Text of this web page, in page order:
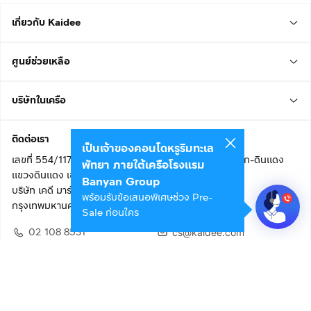
เกี่ยวกับ Kaidee
ศูนย์ช่วยเหลือ
บริษัทในเครือ
ติดต่อเรา
เลขที่ 554/117 อาคารสกายไนน์ เซ็นเตอร์ ชั้น 22 ถนนอโศก-ดินแดง
แขวงดินแดง เขตดินแดง
บริษัท เคดี มาร์เก็ตเพลส จำกัด (สำนักงานใหญ่)
กรุงเทพมหานคร 10400
02 108 8531
cs@kaidee.com
เป็นเจ้าของคอนโดหรูริมทะเล
พัทยา ภายใต้เครือโรงแรม
Banyan Group
พร้อมรับข้อเสนอพิเศษช่วง Pre-
Sale ก่อนใคร